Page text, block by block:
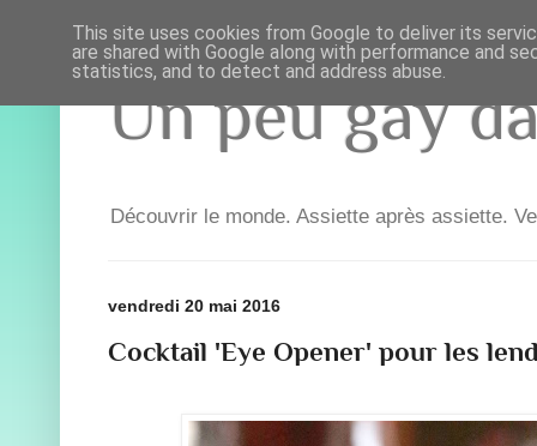
Un peu gay
Découvrir le monde. Assiette après assiette.
vendredi 20 mai 2016
Cocktail 'Eye Opener' pour les
This site uses cookies from Google to deliver its
are shared with Google along with performance and
statistics, and to detect and address abuse.